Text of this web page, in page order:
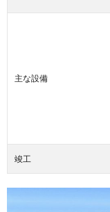
主な設備
竣工